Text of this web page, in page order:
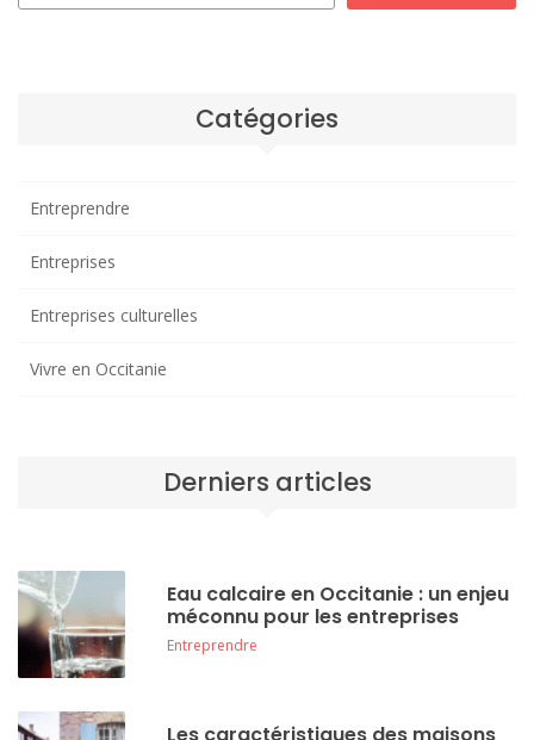
Catégories
Entreprendre
Entreprises
Entreprises culturelles
Vivre en Occitanie
Derniers articles
Eau calcaire en Occitanie : un enjeu
méconnu pour les entreprises
Entreprendre